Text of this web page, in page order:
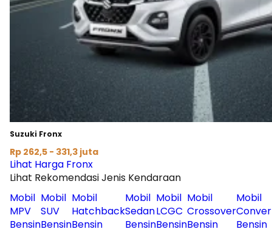
Suzuki Fronx
Rp 262,5 - 331,3 juta
Lihat Harga Fronx
Lihat Rekomendasi Jenis Kendaraan
Mobil
MPV
Bensin
Mobil
SUV
Bensin
Mobil
Hatchback
Bensin
Mobil
Sedan
Bensin
Mobil
LCGC
Bensin
Mobil
Crossover
Bensin
Mobil
Bensin